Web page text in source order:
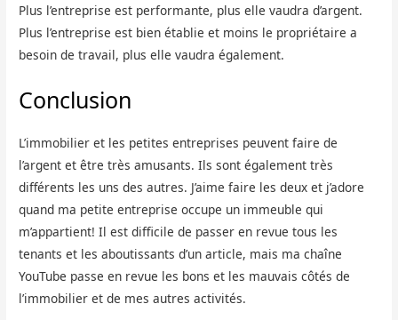
Plus l’entreprise est performante, plus elle vaudra d’argent.
Plus l’entreprise est bien établie et moins le propriétaire a
besoin de travail, plus elle vaudra également.
Conclusion
L’immobilier et les petites entreprises peuvent faire de
l’argent et être très amusants. Ils sont également très
différents les uns des autres. J’aime faire les deux et j’adore
quand ma petite entreprise occupe un immeuble qui
m’appartient! Il est difficile de passer en revue tous les
tenants et les aboutissants d’un article, mais ma chaîne
YouTube passe en revue les bons et les mauvais côtés de
l’immobilier et de mes autres activités.